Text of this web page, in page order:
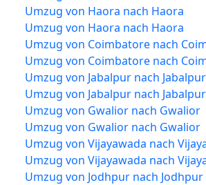
Umzug von Haora nach Haora
Umzug von Haora nach Haora
Umzug von Coimbatore nach
Umzug von Coimbatore nach
Umzug von Jabalpur nach Jabalpur
Umzug von Jabalpur nach Jabalpur
Umzug von Gwalior nach Gwalior
Umzug von Gwalior nach Gwalior
Umzug von Vijayawada nach
Umzug von Vijayawada nach
Umzug von Jodhpur nach Jodhpur